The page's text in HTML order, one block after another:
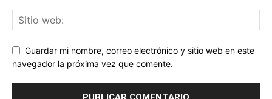
Guardar mi nombre, correo electrónico y sitio web en este
navegador la próxima vez que comente.